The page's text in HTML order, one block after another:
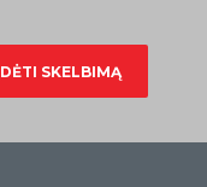
SKELBIMĄ